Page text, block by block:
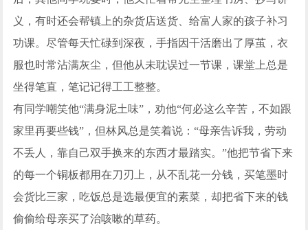
义，有时还会帮镇上的杂货店送货、给富人家的孩子补习
功课。尽管每天忙碌到深夜，手指因干活磨出了厚茧，衣
服也时常沾满灰尘，但他从未耽误过一节课，课堂上总是
坐得笔直，笔记记得工工整整。
有同学嘲笑他“满身泥土味”，劝他“何必这么辛苦，不如跟
家里再要些钱”，但林风总是笑着说：“母亲告诉我，劳动
不丢人，靠自己双手换来的东西才最踏实。”他把节省下来
的每一个铜板都用在刀刃上，从不乱花一分钱，买笔墨时
会货比三家，吃饭总是选最便宜的素菜，却把省下来的钱
偷偷给母亲买了治咳嗽的草药。